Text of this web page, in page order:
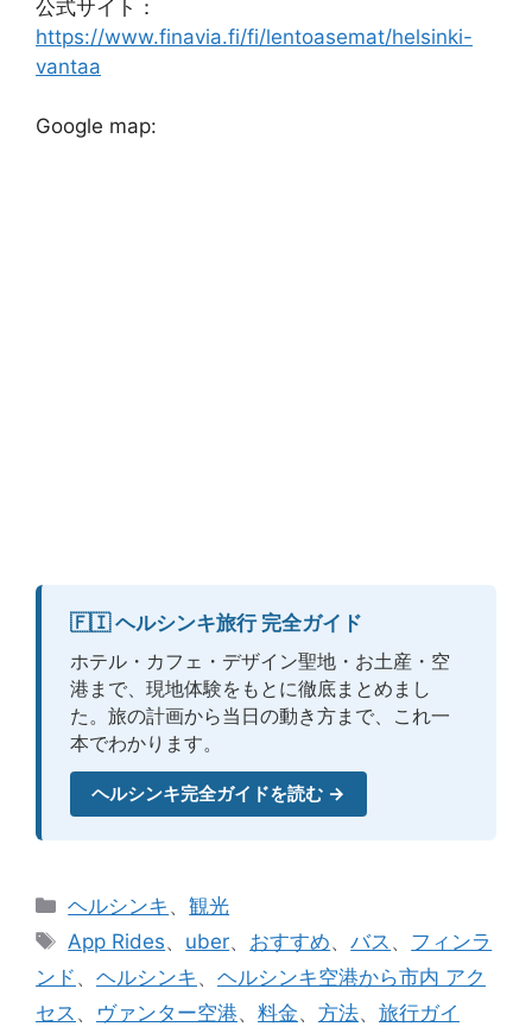
公式サイト：
https://www.finavia.fi/fi/lentoasemat/helsinki-
vantaa
Google map:
🇫🇮 ヘルシンキ旅行 完全ガイド
ホテル・カフェ・デザイン聖地・お土産・空
港まで、現地体験をもとに徹底まとめまし
た。旅の計画から当日の動き方まで、これ一
本でわかります。
ヘルシンキ完全ガイドを読む →
カ
テ
ゴ
リ
ー
ヘルシンキ 、観光
タ
グ
App Rides、 uber、 おすすめ、バス 、 フィンラ
ンド 、 ヘルシンキ 、 ヘルシンキ空港から市内 アク
セス 、 ヴァンター空港、 料金、 方法、 旅行ガイ